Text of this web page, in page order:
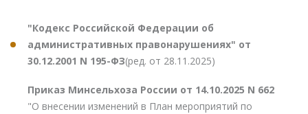
"Кодекс Российской Федерации об
административных правонарушениях" от
30.12.2001 N 195-ФЗ(ред. от 28.11.2025)
Приказ Минсельхоза России от 14.10.2025 N 662
"О внесении изменений в План мероприятий по